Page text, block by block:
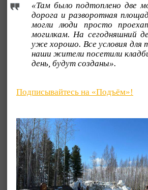
«Там было подтоплено две
дорога и разворотная
могли люди просто
могилкам. На сегодняшний
уже хорошо. Все условия для
наши жители посетили
день, будут созданы».
Подписывайтесь на «Подъём»!